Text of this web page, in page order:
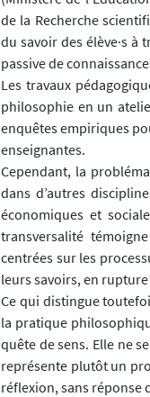
de la Recherche
du savoir des élève·s
passive de
Les travaux
philosophie en un
enquêtes empiriques
enseignantes.
Cependant, la
dans d’autres
économiques et
transversalité
centrées sur les
leurs savoirs, en
Ce qui distingue
la pratique
quête de sens. Elle ne
représente plutôt un
réflexion, sans réponse